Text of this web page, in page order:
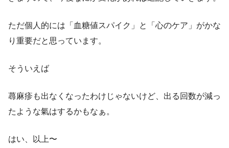
ただ個人的には「血糖値スパイク」と「心のケア」がかな
り重要だと思っています。
そういえば
蕁麻疹も出なくなったわけじゃないけど、出る回数が減っ
たような氣はするかもなぁ。
はい、以上〜